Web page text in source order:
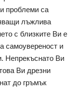
проблеми са
лъжлива
с близките Ви е
самоувереност и
Непрекъснато Ви
Ви дрезни
до гръмък